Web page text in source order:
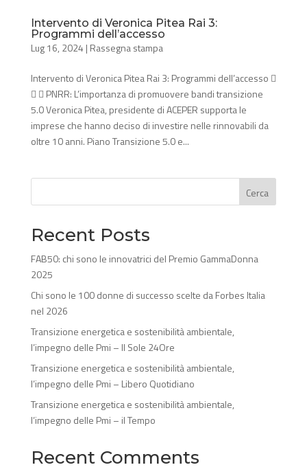
Intervento di Veronica Pitea Rai 3:
Programmi dell’accesso
Lug 16, 2024 | Rassegna stampa
Intervento di Veronica Pitea Rai 3: Programmi dell’accesso 
  PNRR: L’importanza di promuovere bandi transizione
5.0 Veronica Pitea, presidente di ACEPER supporta le
imprese che hanno deciso di investire nelle rinnovabili da
oltre 10 anni. Piano Transizione 5.0 e...
Cerca
Recent Posts
FAB50: chi sono le innovatrici del Premio GammaDonna
2025
Chi sono le 100 donne di successo scelte da Forbes Italia
nel 2026
Transizione energetica e sostenibilità ambientale,
l’impegno delle Pmi – Il Sole 24Ore
Transizione energetica e sostenibilità ambientale,
l’impegno delle Pmi – Libero Quotidiano
Transizione energetica e sostenibilità ambientale,
l’impegno delle Pmi – il Tempo
Recent Comments